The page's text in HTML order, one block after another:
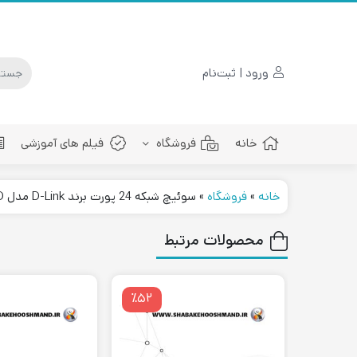
ورود | ثبت‌نام
خانه فروشگاه
پچ کورد فیبرنوری
فیلم های آموزشی
خانه »فروشگاه » سوئیچ شبکه 24 پورت برند D-Link مدل DES-1024D
محصولات مرتبط
٪۵۲